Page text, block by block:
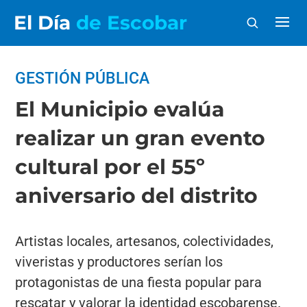
El Día de Escobar
GESTIÓN PÚBLICA
El Municipio evalúa
realizar un gran evento
cultural por el 55º
aniversario del distrito
Artistas locales, artesanos, colectividades,
viveristas y productores serían los
protagonistas de una fiesta popular para
rescatar y valorar la identidad escobarense.